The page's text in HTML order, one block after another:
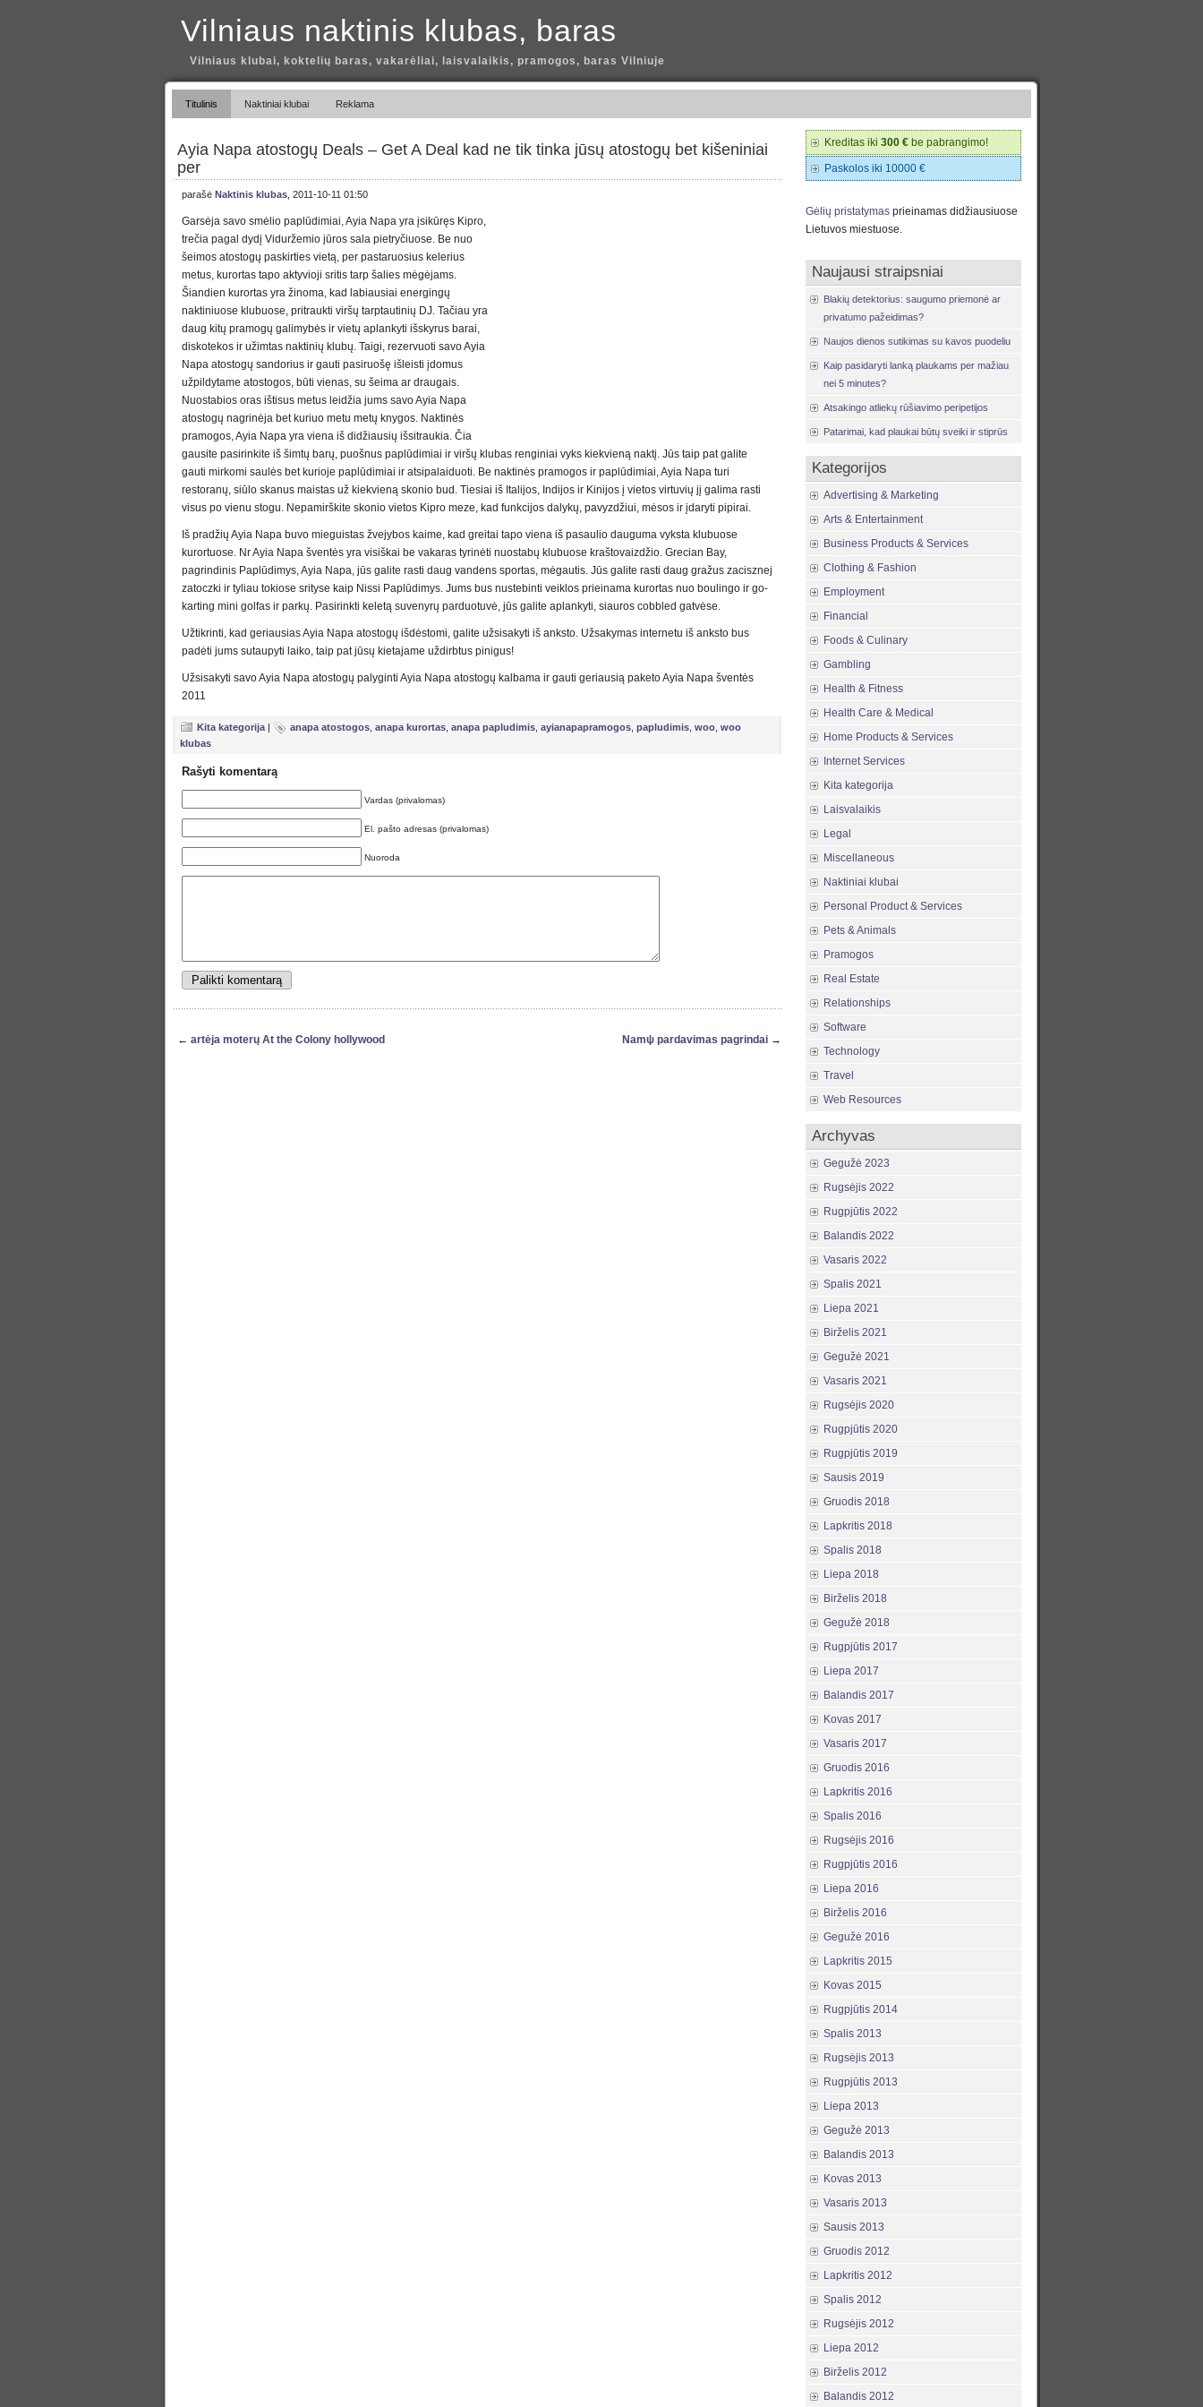
Vilniaus naktinis klubas, baras
Vilniaus klubai, koktelių baras, vakarėliai, laisvalaikis, pramogos, baras Vilniuje
Titulinis Naktiniai klubai Reklama
Ayia Napa atostogų Deals – Get A Deal kad ne tik tinka jūsų atostogų bet kišeniniai
per
parašė Naktinis klubas , 2011-10-11 01:50
Garsėja savo smėlio paplūdimiai, Ayia Napa yra įsikūręs Kipro,
trečia pagal dydį Viduržemio jūros sala pietryčiuose. Be nuo
šeimos atostogų paskirties vietą, per pastaruosius kelerius
metus, kurortas tapo aktyvioji sritis tarp šalies mėgėjams.
Šiandien kurortas yra žinoma, kad labiausiai energingų
naktiniuose klubuose, pritraukti viršų tarptautinių DJ. Tačiau yra
daug kitų pramogų galimybės ir vietų aplankyti išskyrus barai,
diskotekos ir užimtas naktinių klubų. Taigi, rezervuoti savo Ayia
Napa atostogų sandorius ir gauti pasiruošę išleisti įdomus
užpildytame atostogos, būti vienas, su šeima ar draugais.
Nuostabios oras ištisus metus leidžia jums savo Ayia Napa
atostogų nagrinėja bet kuriuo metu metų knygos. Naktinės
pramogos, Ayia Napa yra viena iš didžiausių išsitraukia. Čia
gausite pasirinkite iš šimtų barų, puošnus paplūdimiai ir viršų klubas renginiai vyks kiekvieną naktį. Jūs taip pat galite
gauti mirkomi saulės bet kurioje paplūdimiai ir atsipalaiduoti. Be naktinės pramogos ir paplūdimiai, Ayia Napa turi
restoranų, siūlo skanus maistas už kiekvieną skonio bud. Tiesiai iš Italijos, Indijos ir Kinijos į vietos virtuvių jį galima rasti
visus po vienu stogu. Nepamirškite skonio vietos Kipro meze, kad funkcijos dalykų, pavyzdžiui, mėsos ir įdaryti pipirai.
Iš pradžių Ayia Napa buvo mieguistas žvejybos kaime, kad greitai tapo viena iš pasaulio dauguma vyksta klubuose
kurortuose. Nr Ayia Napa šventės yra visiškai be vakaras tyrinėti nuostabų klubuose kraštovaizdžio. Grecian Bay,
pagrindinis Paplūdimys, Ayia Napa, jūs galite rasti daug vandens sportas, mėgautis. Jūs galite rasti daug gražus zacisznej
zatoczki ir tyliau tokiose srityse kaip Nissi Paplūdimys. Jums bus nustebinti veiklos prieinama kurortas nuo boulingo ir go-
karting mini golfas ir parkų. Pasirinkti keletą suvenyrų parduotuvė, jūs galite aplankyti, siauros cobbled gatvėse.
Užtikrinti, kad geriausias Ayia Napa atostogų išdėstomi, galite užsisakyti iš anksto. Užsakymas internetu iš anksto bus
padėti jums sutaupyti laiko, taip pat jūsų kietajame uždirbtus pinigus!
Užsisakyti savo Ayia Napa atostogų palyginti Ayia Napa atostogų kalbama ir gauti geriausią paketo Ayia Napa šventės
2011
Kita kategorija | anapa atostogos anapa kurortas anapa papludimis ayianapapramogos papludimis woo woo
klubas
Rašyti komentarą
Vardas (privalomas)
El. pašto adresas (privalomas)
Nuoroda
← artėja moterų At the Colony hollywood Namψ pardavimas pagrindai →
Kreditas iki 300 € be pabrangimo!
Paskolos iki 10000 €
Gėlių pristatymas prieinamas didžiausiuose
Lietuvos miestuose.
Naujausi straipsniai
Blakių detektorius: saugumo priemonė ar
privatumo pažeidimas?
Naujos dienos sutikimas su kavos puodeliu
Kaip pasidaryti lanką plaukams per mažiau
nei 5 minutes?
Atsakingo atliekų rūšiavimo peripetijos
Patarimai, kad plaukai būtų sveiki ir stiprūs
Kategorijos
Advertising & Marketing
Arts & Entertainment
Business Products & Services
Clothing & Fashion
Employment
Financial
Foods & Culinary
Gambling
Health & Fitness
Health Care & Medical
Home Products & Services
Internet Services
Kita kategorija
Laisvalaikis
Legal
Miscellaneous
Naktiniai klubai
Personal Product & Services
Pets & Animals
Pramogos
Real Estate
Relationships
Software
Technology
Travel
Web Resources
Archyvas
Gegužė 2023
Rugsėjis 2022
Rugpjūtis 2022
Balandis 2022
Vasaris 2022
Spalis 2021
Liepa 2021
Birželis 2021
Gegužė 2021
Vasaris 2021
Rugsėjis 2020
Rugpjūtis 2020
Rugpjūtis 2019
Sausis 2019
Gruodis 2018
Lapkritis 2018
Spalis 2018
Liepa 2018
Birželis 2018
Gegužė 2018
Rugpjūtis 2017
Liepa 2017
Balandis 2017
Kovas 2017
Vasaris 2017
Gruodis 2016
Lapkritis 2016
Spalis 2016
Rugsėjis 2016
Rugpjūtis 2016
Liepa 2016
Birželis 2016
Gegužė 2016
Lapkritis 2015
Kovas 2015
Rugpjūtis 2014
Spalis 2013
Rugsėjis 2013
Rugpjūtis 2013
Liepa 2013
Gegužė 2013
Balandis 2013
Kovas 2013
Vasaris 2013
Sausis 2013
Gruodis 2012
Lapkritis 2012
Spalis 2012
Rugsėjis 2012
Liepa 2012
Birželis 2012
Balandis 2012